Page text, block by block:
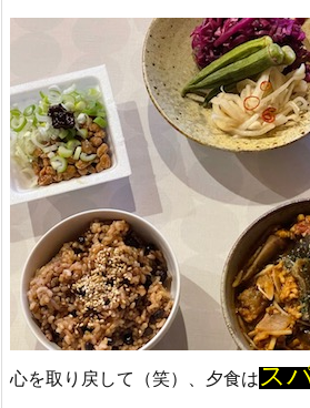
心を取り戻して（笑）、夕食はス